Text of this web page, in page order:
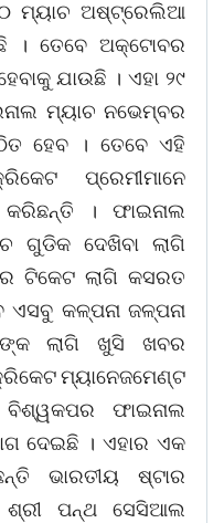
ମ୍ୟାଚ ଅଷ୍ଟ୍ରେଲିଆ
। ତେବେ ଅକ୍ଟୋବର
ଯାଉଛି । ଏହା ୨୯
ମ୍ୟାଚ ନଭେମ୍ବର
ହେବ । ତେବେ ଏହି
ପ୍ରେମୀମାନେ
। ଫାଇନାଲ
ଗୁଡିକ ଦେଖିବା ଲାଗି
ଟିକେଟ ଲାଗି କସରତ
କଳ୍ପନା ଜଳ୍ପନା
ଲାଗି ଖୁସି ଖବର
ମ୍ୟାନେଜମେଣ୍ଟ
ଫାଇନାଲ
ଦେଇଛି । ଏହାର ଏକ
ଭାରତୀୟ ଷ୍ଟାର
ପନ୍ଥ ସେସିଆଲ